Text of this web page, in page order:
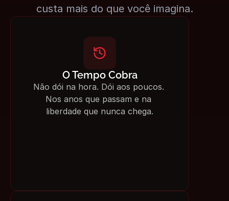
custa mais do que você imagina.
O Tempo Cobra
Não dói na hora. Dói aos poucos.
Nos anos que passam e na
liberdade que nunca chega.